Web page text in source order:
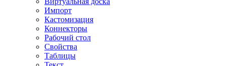
Импорт
Кастомизация
Коннекторы
Рабочий стол
Свойства
Таблицы